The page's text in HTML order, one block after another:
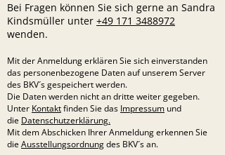
Bei Fragen können Sie sich gerne an Sandra
Kindsmüller unter +49 171 3488972
wenden.
Mit der Anmeldung erklären Sie sich einverstanden
das personenbezogene Daten auf unserem Server
des BKV´s gespeichert werden.
Die Daten werden nicht an dritte weiter gegeben.
Unter Kontaktfinden Sie das Impressum und
die Datenschutzerklärung.
Mit dem Abschicken Ihrer Anmeldung erkennen Sie
die Ausstellungsordnungdes BKV´s an.